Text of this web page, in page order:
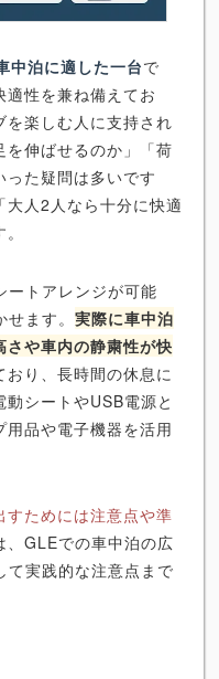
中泊に適した一台で
性を兼ね備えてお
を楽しむ人に支持され
を伸ばせるのか」「荷
た疑問は多いです
人2人なら十分に快適
ートアレンジが可能
ます。 実際に車中泊
さや車内の静粛性が快
おり、長時間の休息に
シートやUSB電源と
品や電子機器を活用
すためには注意点や準
、GLEでの車中泊の広
て実践的な注意点まで